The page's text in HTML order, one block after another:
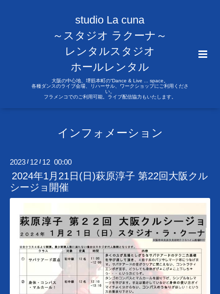
studio La cuna
～スタジオ ラクーナ～
レンタルスタジオ
ホールレンタル
大阪の中心地、堺筋本町の“Dance & Live ... space。
各種ダンスのライブ会場、リハーサル、ワークショップにご利用くださ
い。
フラメンコでのご利用可能。ライブ配信協力もいたします。
インフォメーション
2023 / 12 / 12 00:00
2024年1月21日(日)萩原淳子 第22回大阪クル
シージョ開催